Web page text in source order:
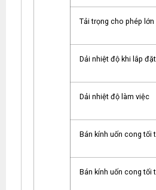
Tải trọng cho phép
Dải nhiệt độ khi lắp đặt
Dải nhiệt độ làm việc
Bán kính uốn cong tối
Bán kính uốn cong tối